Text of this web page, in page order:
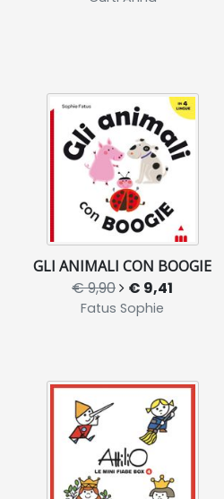
GLI ANIMALI CON BOOGIE
€ 9,90 € 9,41
Fatus Sophie